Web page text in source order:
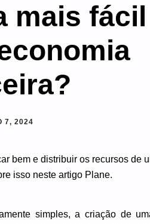
mais
7, 2024
simples, a criação de